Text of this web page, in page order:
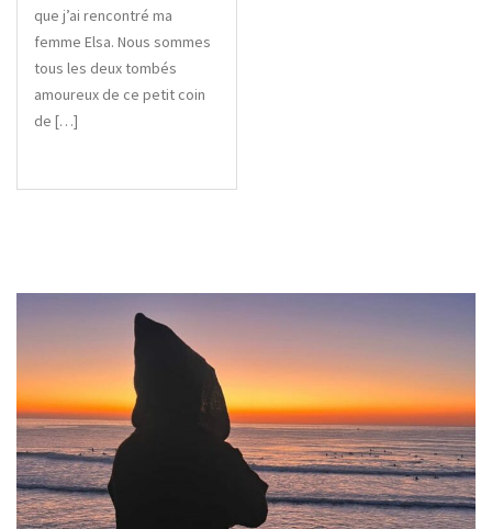
que j’ai rencontré ma
femme Elsa. Nous sommes
tous les deux tombés
amoureux de ce petit coin
de […]